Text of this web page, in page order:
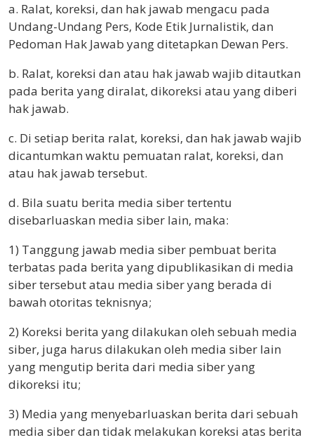
a. Ralat, koreksi, dan hak jawab mengacu pada
Undang-Undang Pers, Kode Etik Jurnalistik, dan
Pedoman Hak Jawab yang ditetapkan Dewan Pers.
b. Ralat, koreksi dan atau hak jawab wajib ditautkan
pada berita yang diralat, dikoreksi atau yang diberi
hak jawab.
c. Di setiap berita ralat, koreksi, dan hak jawab wajib
dicantumkan waktu pemuatan ralat, koreksi, dan
atau hak jawab tersebut.
d. Bila suatu berita media siber tertentu
disebarluaskan media siber lain, maka:
1) Tanggung jawab media siber pembuat berita
terbatas pada berita yang dipublikasikan di media
siber tersebut atau media siber yang berada di
bawah otoritas teknisnya;
2) Koreksi berita yang dilakukan oleh sebuah media
siber, juga harus dilakukan oleh media siber lain
yang mengutip berita dari media siber yang
dikoreksi itu;
3) Media yang menyebarluaskan berita dari sebuah
media siber dan tidak melakukan koreksi atas berita